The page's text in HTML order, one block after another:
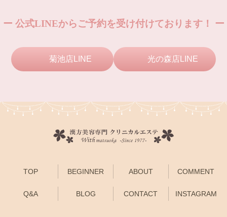
ー 公式LINEからご予約を受け付けております！ ー
菊池店LINE 光の森店LINE
TOP BEGINNER ABOUT COMMENT
Q&A BLOG CONTACT INSTAGRAM